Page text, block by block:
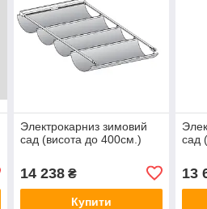
Электрокарниз зимовий
сад (висота до 400см.)
14 238₴
Купити
сад
13